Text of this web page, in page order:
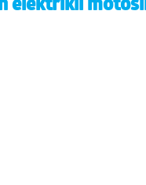
elektrikli